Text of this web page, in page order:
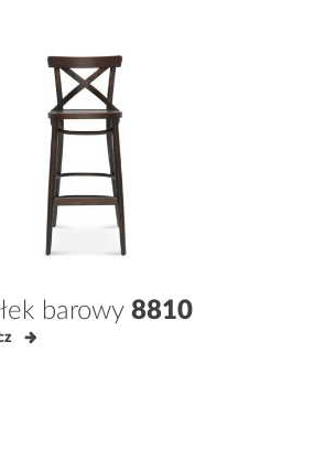
barowy 8810